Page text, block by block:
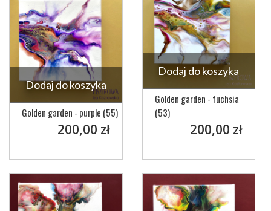
Golden garden - purple (55)
200,00 zł
Dodaj do koszyka
Golden garden - fuchsia
(53)
200,00 zł
Dodaj do koszyka